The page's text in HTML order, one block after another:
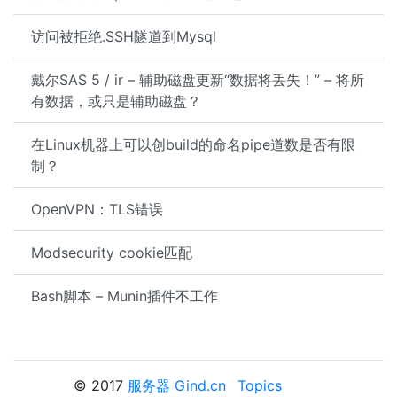
访问被拒绝.SSH隧道到Mysql
戴尔SAS 5 / ir – 辅助磁盘更新“数据将丢失！” – 将所
有数据，或只是辅助磁盘？
在Linux机器上可以创build的命名pipe道数是否有限
制？
OpenVPN：TLS错误
Modsecurity cookie匹配
Bash脚本 – Munin插件不工作
© 2017 服务器 Gind.cn Topics